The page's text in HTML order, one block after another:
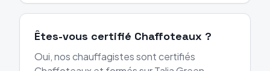
Êtes-vous certifié Chaffoteaux ?
Oui, nos chauffagistes sont certifiés